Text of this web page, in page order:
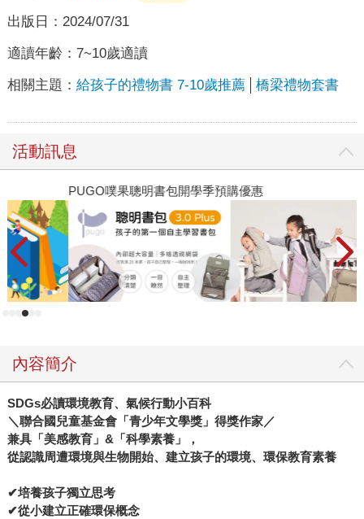
出版日： 2024/07/31
適讀年齡： 7~10歲適讀
相關主題： 給孩子的禮物書 7-10歲推薦 橋梁禮物套書
活動訊息
PUGO噗果聰明書包開學季預購優惠
內容簡介
SDGs必讀環境教育、氣候行動小百科
＼聯合國兒童基金會「青少年文學獎」得獎作家／
兼具「美感教育」 &「科學素養」，
從認識周遭環境與生物開始、建立孩子的環境、環保教育素養
✔培養孩子獨立思考
✔從小建立正確環保概念